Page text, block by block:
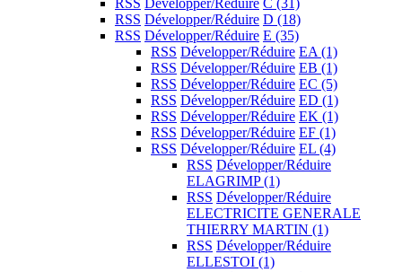
RSS Développer/Réduire D (18)
RSS Développer/Réduire E (35)
RSS Développer/Réduire EA (1)
RSS Développer/Réduire EB (1)
RSS Développer/Réduire EC (5)
RSS Développer/Réduire ED (1)
RSS Développer/Réduire EK (1)
RSS Développer/Réduire EF (1)
RSS Développer/Réduire EL (4)
RSS Développer/Réduire
ELAGRIMP(1)
RSS Développer/Réduire
ELECTRICITE GENERALE
THIERRY MARTIN (1)
RSS Développer/Réduire
ELLESTOI (1)